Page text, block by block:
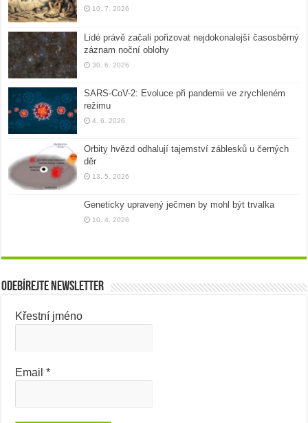
10. 7. 2026
Lidé právě začali pořizovat nejdokonalejší časosběrný
záznam noční oblohy
30. 6. 2026
SARS-CoV-2: Evoluce při pandemii ve zrychleném
režimu
4. 6. 2026
Orbity hvězd odhalují tajemství záblesků u černých
děr
13. 5. 2026
Geneticky upravený ječmen by mohl být trvalka
10. 4. 2026
Odebírejte newsletter
Křestní jméno
Email*